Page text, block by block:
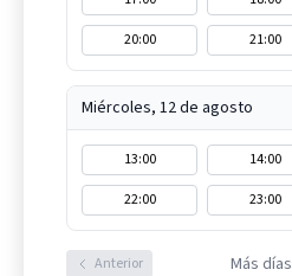
20:00
21:00
Miércoles, 12 de agosto
13:00 14:00
22:00
23:00
Anterior Más días